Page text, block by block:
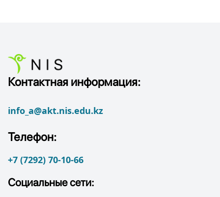
Контактная информация:
info_a@akt.nis.edu.kz
Телефон:
+7 (7292) 70-10-66
Социальные сети: